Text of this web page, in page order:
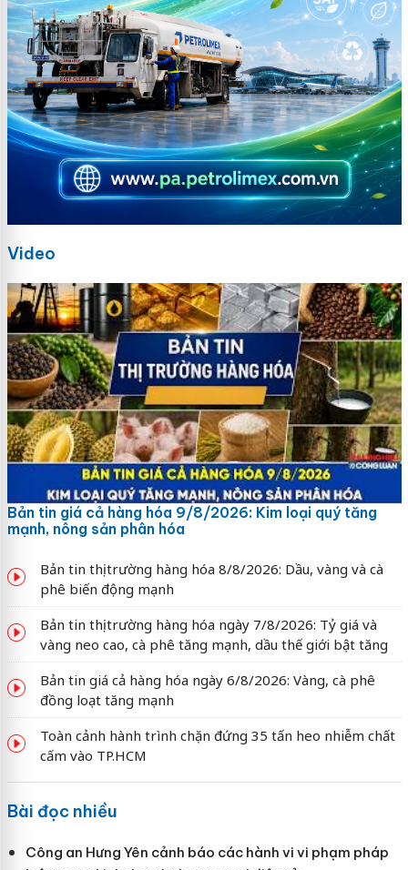
Video
Bản tin giá cả hàng hóa 9/8/2026: Kim loại quý tăng
mạnh, nông sản phân hóa
Bản tin thị trường hàng hóa 8/8/2026: Dầu, vàng và cà
phê biến động mạnh
Bản tin thị trường hàng hóa ngày 7/8/2026: Tỷ giá và
vàng neo cao, cà phê tăng mạnh, dầu thế giới bật tăng
Bản tin giá cả hàng hóa ngày 6/8/2026: Vàng, cà phê
đồng loạt tăng mạnh
Toàn cảnh hành trình chặn đứng 35 tấn heo nhiễm chất
cấm vào TP.HCM
Bài đọc nhiều
Công an Hưng Yên cảnh báo các hành vi vi phạm pháp